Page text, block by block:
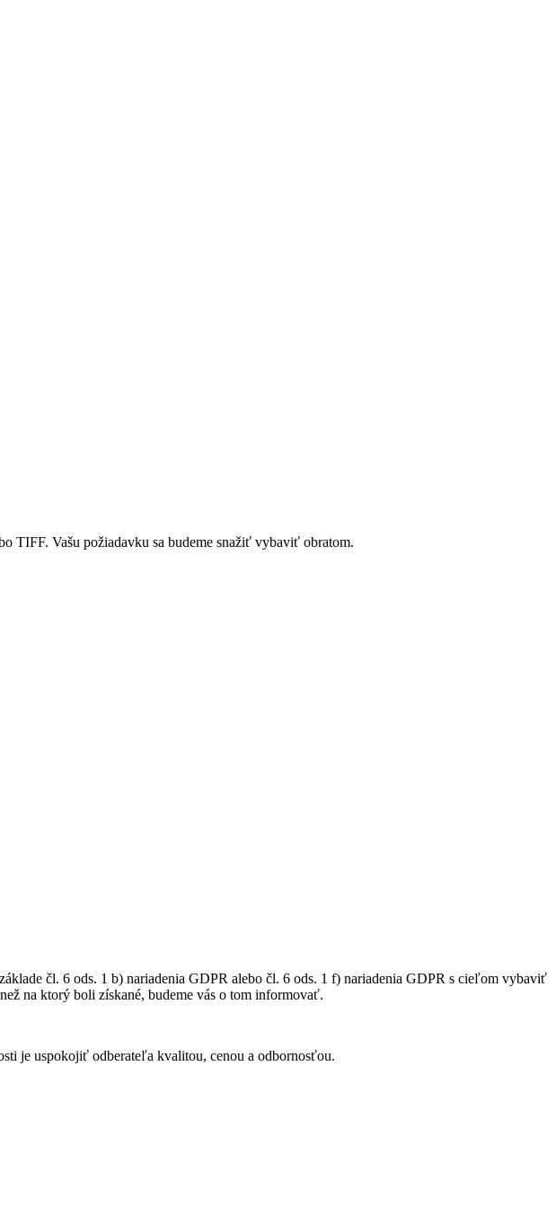
TIFF. Vašu požiadavku sa budeme snažiť vybaviť obratom.
čl. 6 ods. 1 b) nariadenia GDPR alebo čl. 6 ods. 1 f) nariadenia GDPR s cieľom vybaviť
na ktorý boli získané, budeme vás o tom informovať.
je uspokojiť odberateľa kvalitou, cenou a odbornosťou.